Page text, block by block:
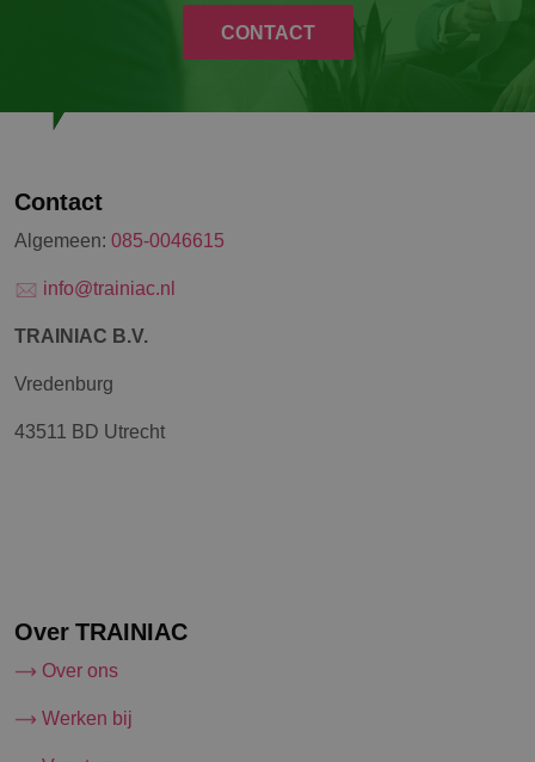
CONTACT
Contact
Algemeen: 085-0046615
info@trainiac.nl
TRAINIAC B.V.
Vredenburg
43511 BD Utrecht
Over TRAINIAC
Over ons
Werken bij